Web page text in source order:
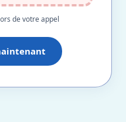
de votre appel